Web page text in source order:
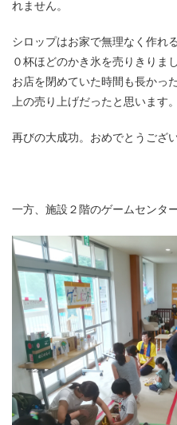
れません。
シロップはお家で無理なく作れ
０杯ほどのかき氷を売りきりまし
お店を閉めていた時間も長かっ
上の売り上げだったと思います。
再びの大成功。おめでとうござ
一方、施設２階のゲームセンタ